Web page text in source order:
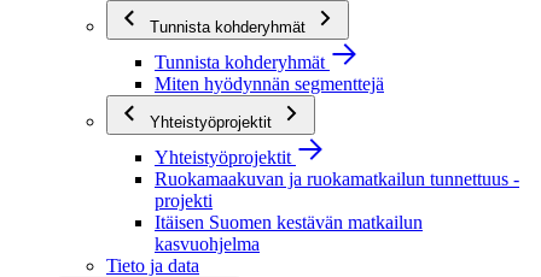
Tunnista kohderyhmät
Tunnista kohderyhmät
Miten hyödynnän segmenttejä
Yhteistyöprojektit
Yhteistyöprojektit
Ruokamaakuvan ja ruokamatkailun tunnettuus -
projekti
Itäisen Suomen kestävän matkailun
kasvuohjelma
Tieto ja data